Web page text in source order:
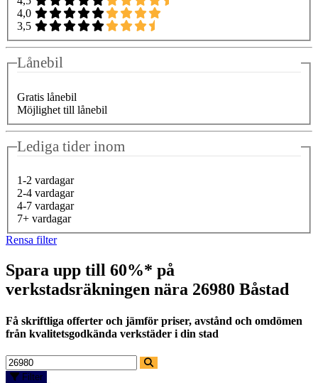
4,0
3,5
Lånebil
Gratis lånebil
Möjlighet till lånebil
Lediga tider inom
1-2 vardagar
2-4 vardagar
4-7 vardagar
7+ vardagar
Rensa filter
Spara upp till 60%* på
verkstadsräkningen nära 26980 Båstad
Få skriftliga offerter och jämför priser, avstånd och omdömen
från kvalitetsgodkända verkstäder i din stad
Filter